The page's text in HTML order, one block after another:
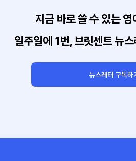
지금 바로 쓸 수 있는
일주일에 1번, 브릿센트 뉴
뉴스레터 구독하